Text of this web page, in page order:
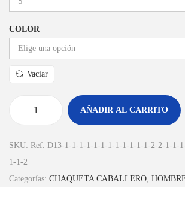
COLOR
Vaciar
AÑADIR AL CARRITO
SKU: Ref. D13-1-1-1-1-1-1-1-1-1-1-1-1-2-2-1-1-
1-1-2
Categorías: CHAQUETA CABALLERO